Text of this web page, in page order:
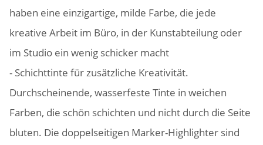
haben eine einzigartige, milde Farbe, die jede
kreative Arbeit im Büro, in der Kunstabteilung oder
im Studio ein wenig schicker macht
- Schichttinte für zusätzliche Kreativität.
Durchscheinende, wasserfeste Tinte in weichen
Farben, die schön schichten und nicht durch die Seite
bluten. Die doppelseitigen Marker-Highlighter sind